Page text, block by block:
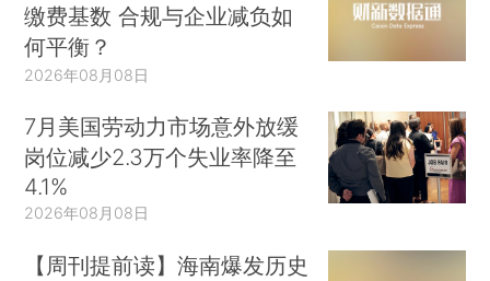
缴费基数 合规与企业减负如
何平衡？
2026年08月08日
7月美国劳动力市场意外放缓
岗位减少2.3万个失业率降至
4.1%
2026年08月08日
【周刊提前读】海南爆发历史